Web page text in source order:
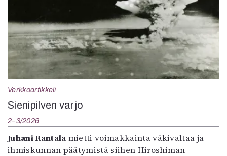
Verkkoartikkeli
Sienipilven varjo
2–3/2026
Juhani Rantala mietti voimakkainta väkivaltaa ja
ihmiskunnan päätymistä siihen Hiroshiman